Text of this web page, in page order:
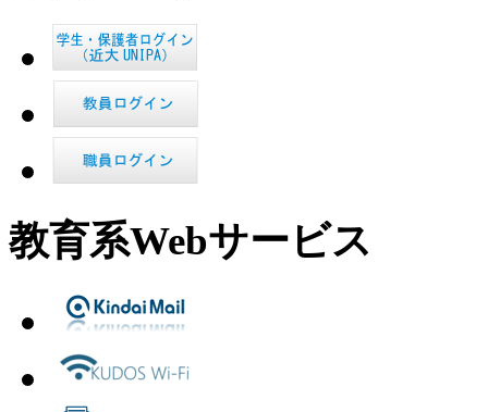
教育系Webサービス